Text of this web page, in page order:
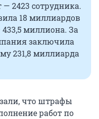
— 2423 сотрудника.
18 миллиардов
миллиона. За
заключила
231,8 миллиарда
что штрафы
работ по